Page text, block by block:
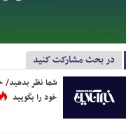
در بحث مشارکت کنید
شما نظر بدهید/
خود را بگویید